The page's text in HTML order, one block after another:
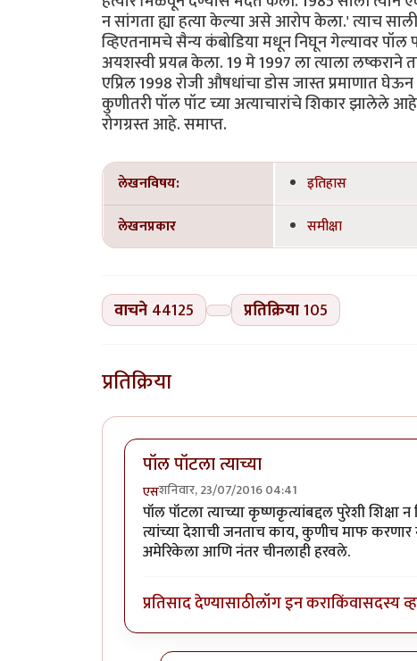
न सांगता ह्या हत्या केल्या असे आरोप केला.' त्याच
व्हिएतनामचे सैन्य कंबोडिया मधून निघून गेल्यावर
अयशस्वी प्रयत्न केला. 19 मे 1997 ला त्याला
एप्रिल 1998 रोजी औषधांचा डोस जास्त प्रमाणात
कुणीतरी पॉल पॉट च्या अत्याचारांचे शिकार झालेले
रोगग्रस्त आहे. समाप्त.
लेखनविषय:
इतिहास
लेखनप्रकार
समीक्षा
वाचने 44125 प्रतिक्रिया105
प्रतिक्रिया
पॉल पॉटला त्याच्या
एसशनिवार, 23/07/2016 04:41
पॉल पॉटला त्याच्या कृष्णकृत्यांबद्दल पुरेशी शिक्षा
त्यांच्या देशाची जनताच काय, कुणीच माफ
अमेरिकेला आणि नंतर चीनलाही हरवले.
प्रतिसाद देण्यासाठीलॉग इन कराकिंवासदस्य